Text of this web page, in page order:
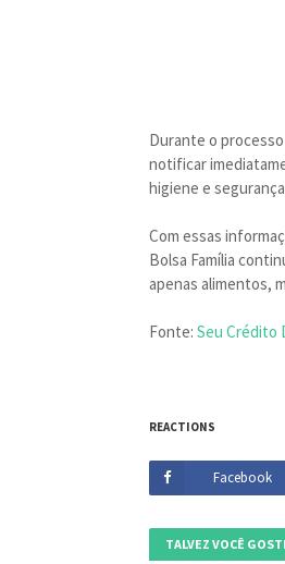
Durante o
notificar
higiene e
Com essas
Bolsa Família
apenas alimentos,
Fonte: Seu Crédito
REACTIONS
Facebook
TALVEZ VOCÊ